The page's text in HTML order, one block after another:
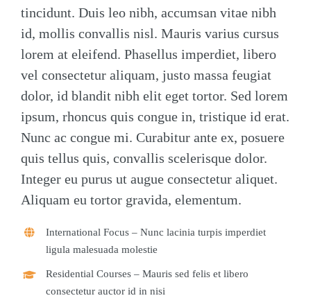
tincidunt. Duis leo nibh, accumsan vitae nibh
id, mollis convallis nisl. Mauris varius cursus
lorem at eleifend. Phasellus imperdiet, libero
vel consectetur aliquam, justo massa feugiat
dolor, id blandit nibh elit eget tortor. Sed lorem
ipsum, rhoncus quis congue in, tristique id erat.
Nunc ac congue mi. Curabitur ante ex, posuere
quis tellus quis, convallis scelerisque dolor.
Integer eu purus ut augue consectetur aliquet.
Aliquam eu tortor gravida, elementum.
International Focus – Nunc lacinia turpis imperdiet
ligula malesuada molestie
Residential Courses – Mauris sed felis et libero
consectetur auctor id in nisi